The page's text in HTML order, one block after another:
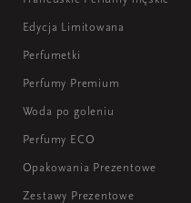
Edycja Limitowana
Perfumetki
Perfumy Premium
Woda po goleniu
Perfumy ECO
Opakowania Prezentowe
Zestawy Prezentowe